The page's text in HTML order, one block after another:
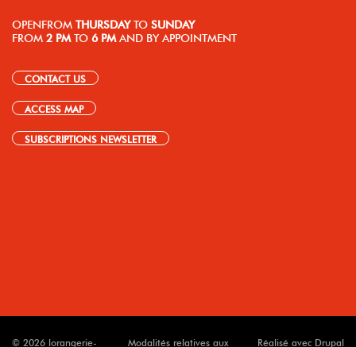
OPEN FROM THURSDAY TO SUNDAY
FROM 2 PM TO 6 PM AND BY APPOINTMENT
CONTACT US
ACCESS MAP
SUBSCRIPTIONS NEWSLETTER
© 2026 lorangerie- Modalités relatives aux Réalisé avec Drupal